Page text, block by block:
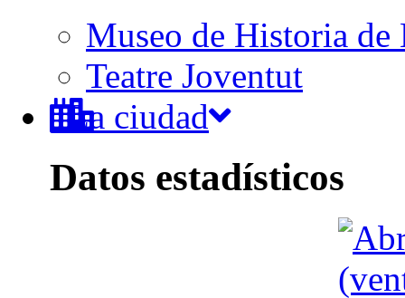
Museo de Historia de
Teatre Joventut
La ciudad
Datos estadísticos